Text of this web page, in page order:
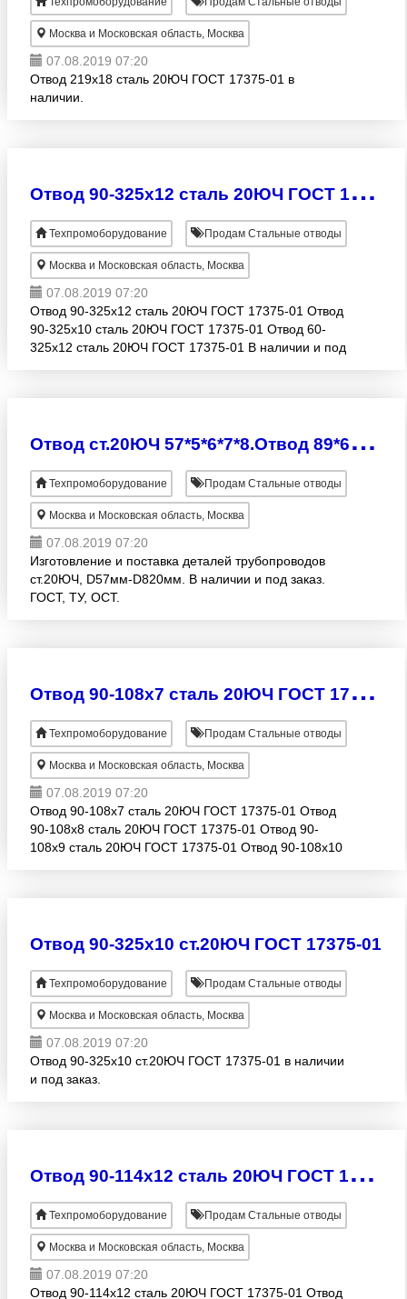
Москва и Московская область, Москва
07.08.2019 07:20
Отвод 219х18 сталь 20ЮЧ ГОСТ 17375-01 в
наличии.
О
твод 90-325х12 сталь 20ЮЧ ГОСТ 17375-01
Техпромоборудование Продам Стальные отводы
Москва и Московская область, Москва
07.08.2019 07:20
Отвод 90-325х12 сталь 20ЮЧ ГОСТ 17375-01 Отвод
90-325х10 сталь 20ЮЧ ГОСТ 17375-01 Отвод 60-
325х12 сталь 20ЮЧ ГОСТ 17375-01 В наличии и под
О
твод ст.20ЮЧ 57*5*6*7*8.Отвод 89*6*7*8.Отвод 108*6*7*8.
Техпромоборудование Продам Стальные отводы
Москва и Московская область, Москва
07.08.2019 07:20
Изготовление и поставка деталей трубопроводов
ст.20ЮЧ, D57мм-D820мм. В наличии и под заказ.
ГОСТ, ТУ, ОСТ.
О
твод 90-108х7 сталь 20ЮЧ ГОСТ 17375-01
Техпромоборудование Продам Стальные отводы
Москва и Московская область, Москва
07.08.2019 07:20
Отвод 90-108х7 сталь 20ЮЧ ГОСТ 17375-01 Отвод
90-108х8 сталь 20ЮЧ ГОСТ 17375-01 Отвод 90-
108х9 сталь 20ЮЧ ГОСТ 17375-01 Отвод 90-108х10
Отвод 90-325х10 ст.20ЮЧ ГОСТ 17375-01
Техпромоборудование Продам Стальные отводы
Москва и Московская область, Москва
07.08.2019 07:20
Отвод 90-325х10 ст.20ЮЧ ГОСТ 17375-01 в наличии
и под заказ.
О
твод 90-114х12 сталь 20ЮЧ ГОСТ 17375-01
Техпромоборудование Продам Стальные отводы
Москва и Московская область, Москва
07.08.2019 07:20
Отвод 90-114х12 сталь 20ЮЧ ГОСТ 17375-01 Отвод